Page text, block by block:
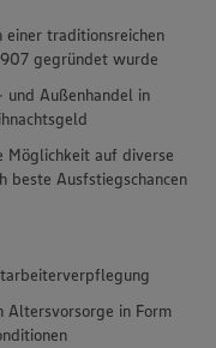
einer traditionsreichen
gegründet wurde
Außenhandel in
Möglichkeit auf diverse
beste Ausfstiegschancen
Altersvorsorge in Form